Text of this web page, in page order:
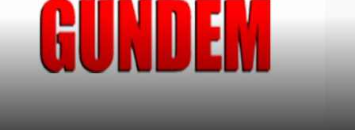
HARUN CİCİ: VİDEOYU GÖRÜNCE GÖZLERİM DOLDU